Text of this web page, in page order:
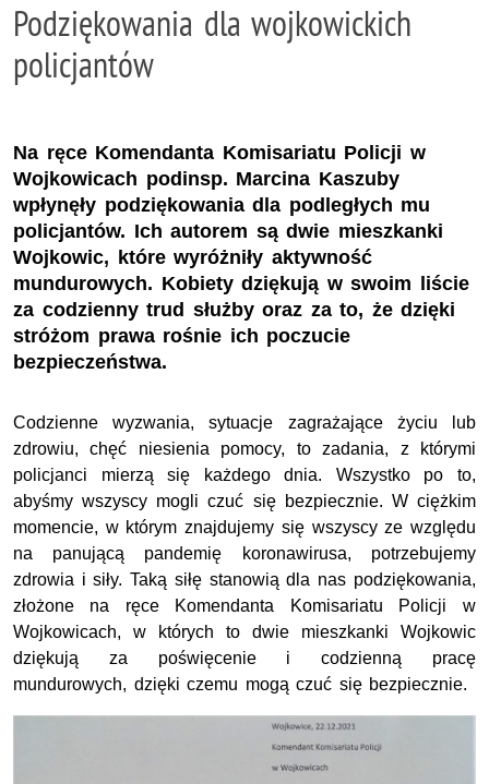
Podziękowania dla wojkowickich
policjantów
Na ręce Komendanta Komisariatu Policji w
Wojkowicach podinsp. Marcina Kaszuby
wpłynęły podziękowania dla podległych mu
policjantów. Ich autorem są dwie mieszkanki
Wojkowic, które wyróżniły aktywność
mundurowych. Kobiety dziękują w swoim liście
za codzienny trud służby oraz za to, że dzięki
stróżom prawa rośnie ich poczucie
bezpieczeństwa.
Codzienne wyzwania, sytuacje zagrażające życiu lub
zdrowiu, chęć niesienia pomocy, to zadania, z którymi
policjanci mierzą się każdego dnia. Wszystko po to,
abyśmy wszyscy mogli czuć się bezpiecznie. W ciężkim
momencie, w którym znajdujemy się wszyscy ze względu
na panującą pandemię koronawirusa, potrzebujemy
zdrowia i siły. Taką siłę stanowią dla nas podziękowania,
złożone na ręce Komendanta Komisariatu Policji w
Wojkowicach, w których to dwie mieszkanki Wojkowic
dziękują za poświęcenie i codzienną pracę
mundurowych, dzięki czemu mogą czuć się bezpiecznie.